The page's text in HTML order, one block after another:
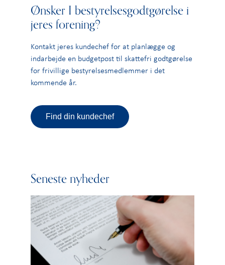
Ønsker I bestyrelsesgodtgørelse i
jeres forening?
Kontakt jeres kundechef for at planlægge og
indarbejde en budgetpost til skattefri godtgørelse
for frivillige bestyrelsesmedlemmer i det
kommende år.
Find din kundechef
Seneste nyheder